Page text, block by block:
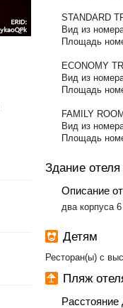
STANDARD
Вид из
Площадь
ECONOMY
Вид из
Площадь
FAMILY
Вид из
Площадь
Здание отеля
Описание
два корпуса
Детям
Ресторан(ы) с
Пляж